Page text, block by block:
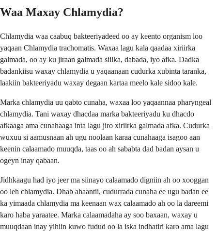
Waa Maxay Chlamydia?
Chlamydia waa caabuq bakteeriyadeed oo ay keento organism loo
yaqaan Chlamydia trachomatis. Waxaa lagu kala qaadaa xiriirka
galmada, oo ay ku jiraan galmada siilka, dabada, iyo afka. Dadka
badankiisu waxay chlamydia u yaqaanaan cudurka xubinta taranka,
laakiin bakteeriyadu waxay degaan kartaa meelo kale sidoo kale.
Marka chlamydia uu qabto cunaha, waxaa loo yaqaannaa pharyngeal
chlamydia. Tani waxay dhacdaa marka bakteeriyadu ku dhacdo
afkaaga ama cunahaaga inta lagu jiro xiriirka galmada afka. Cudurka
wuxuu si aamusnaan ah ugu noolaan karaa cunahaaga isagoo aan
keenin calaamado muuqda, taas oo ah sababta dad badan aysan u
ogeyn inay qabaan.
Jidhkaagu had iyo jeer ma siinayo calaamado digniin ah oo xooggan
oo leh chlamydia. Dhab ahaantii, cudurrada cunaha ee ugu badan ee
ka yimaada chlamydia ma keenaan wax calaamado ah oo la dareemi
karo haba yaraatee. Marka calaamadaha ay soo baxaan, waxay u
muuqdaan inay yihiin kuwo fudud oo la iska indhatiri karo ama lagu